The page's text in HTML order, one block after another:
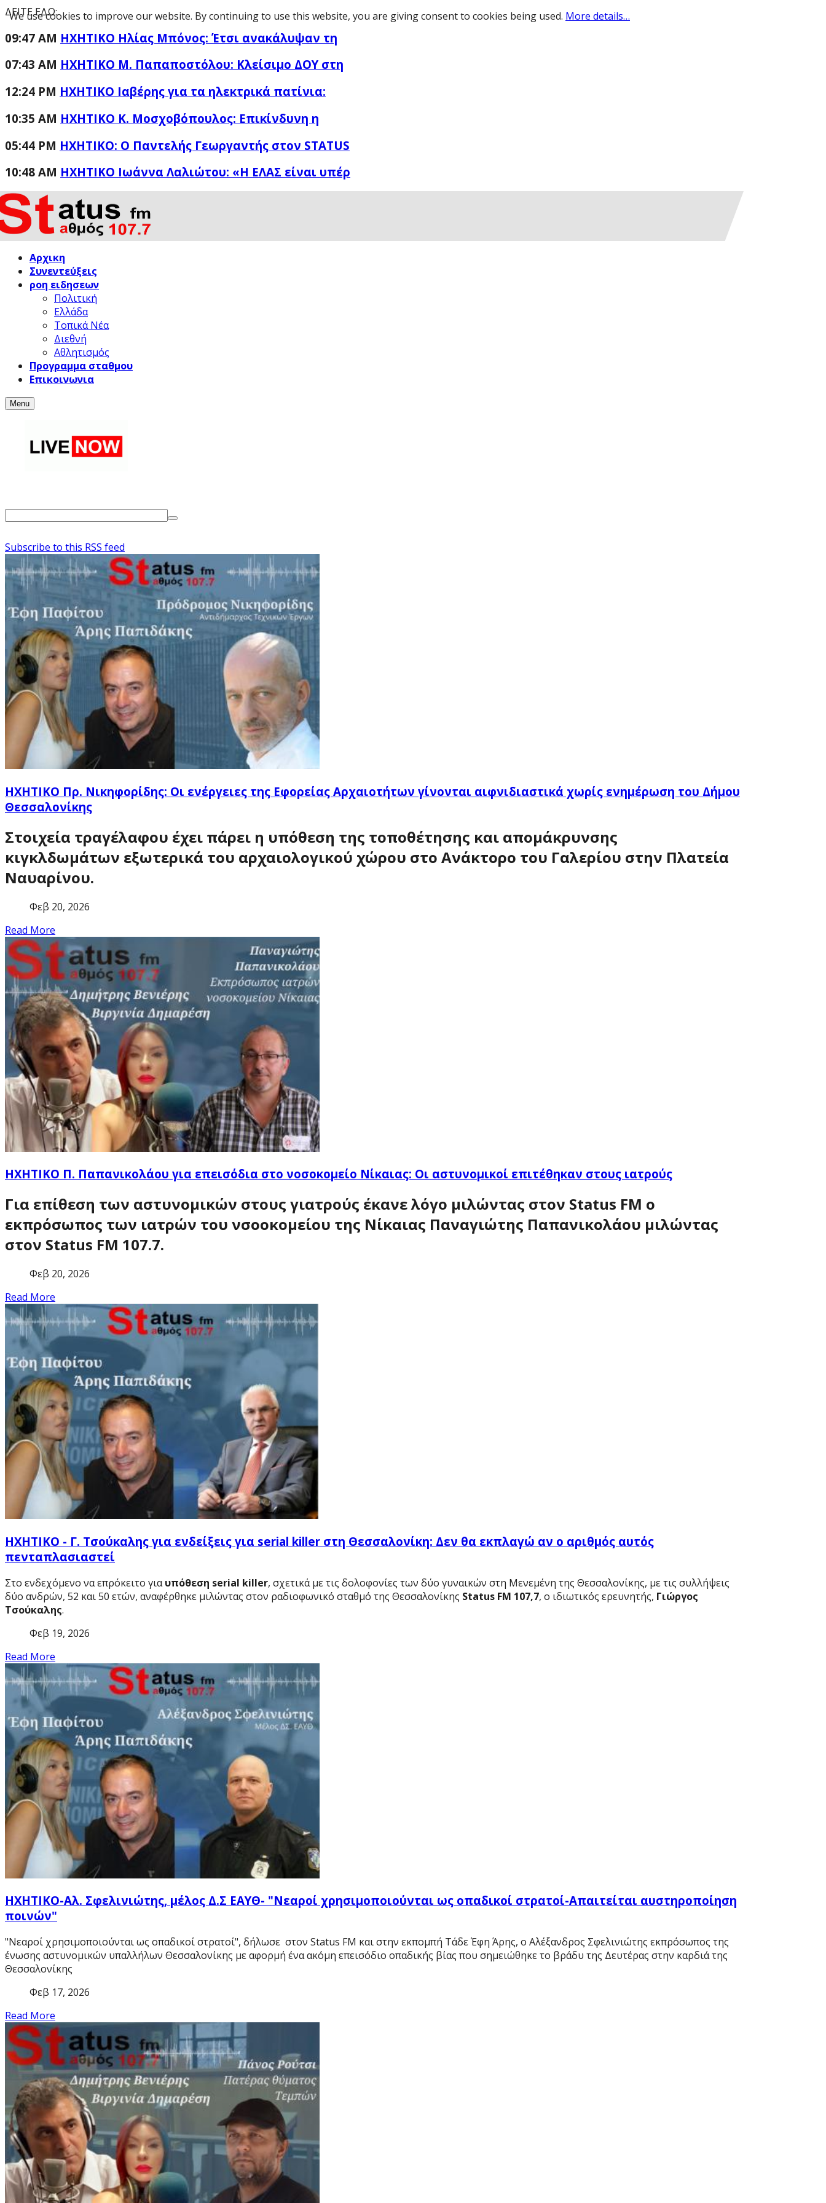
ΔΕΙΤΕ ΕΔΩ:
09:47 AM HXHTIKO Ηλίας Μπόνος: Έτσι ανακάλυψαν τη
07:43 AM ΗΧΗΤΙΚΟ Μ. Παπαποστόλου: Κλείσιμο ΔΟΥ στη
12:24 PM ΗΧΗΤΙΚΟ Ιαβέρης για τα ηλεκτρικά πατίνια:
10:35 AM ΗΧΗΤΙΚΟ Κ. Μοσχοβόπουλος: Επικίνδυνη η
05:44 PM ΗΧΗΤΙΚΟ: Ο Παντελής Γεωργαντής στον STATUS
10:48 AM ΗΧΗΤΙΚΟ Ιωάννα Λαλιώτου: «Η ΕΛΑΣ είναι υπέρ
Αρχικη
Συνεντεύξεις
ροη ειδησεων
Πολιτική
Ελλάδα
Τοπικά Νέα
Διεθνή
Αθλητισμός
Προγραμμα σταθμου
Επικοινωνια
Menu
Subscribe to this RSS feed
HXHTIKO Πρ. Νικηφορίδης: Οι ενέργειες της Εφορείας Αρχαιοτήτων γίνονται αιφνιδιαστικά χωρίς ενημέρωση του Δήμου
Θεσσαλονίκης
Στοιχεία τραγέλαφου έχει πάρει η υπόθεση της τοποθέτησης και απομάκρυνσης
κιγκλδωμάτων εξωτερικά του αρχαιολογικού χώρου στο Ανάκτορο του Γαλερίου στην Πλατεία
Ναυαρίνου.
Φεβ 20, 2026
Read More
ΗΧΗΤΙΚΟ Π. Παπανικολάου για επεισόδια στο νοσοκομείο Νίκαιας: Οι αστυνομικοί επιτέθηκαν στους ιατρούς
Για επίθεση των αστυνομικών στους γιατρούς έκανε λόγο μιλώντας στον Status FM o
εκπρόσωπος των ιατρών του νσοοκομείου της Νίκαιας Παναγιώτης Παπανικολάου μιλώντας
στον Status FM 107.7.
Φεβ 20, 2026
Read More
ΗΧΗΤΙΚΟ - Γ. Τσούκαλης για ενδείξεις για serial killer στη Θεσσαλονίκη: Δεν θα εκπλαγώ αν ο αριθμός αυτός
πενταπλασιαστεί
Στο ενδεχόμενο να επρόκειτο γιαυπόθεση serial killer, σχετικά με τις δολοφονίες των δύο γυναικών στη Μενεμένη της Θεσσαλονίκης, με τις συλλήψεις
δύο ανδρών, 52 και 50 ετών, αναφέρθηκε μιλώντας στον ραδιοφωνικό σταθμό της Θεσσαλονίκης Status FM 107,7, ο ιδιωτικός ερευνητής, Γιώργος
Τσούκαλης.
Φεβ 19, 2026
Read More
ΗΧΗΤΙΚΟ-Αλ. Σφελινιώτης, μέλος Δ.Σ ΕΑΥΘ- "Νεαροί χρησιμοποιούνται ως οπαδικοί στρατοί-Απαιτείται αυστηροποίηση
ποινών"
"Νεαροί χρησιμοποιούνται ως οπαδικοί στρατοί", δήλωσε στον Status FM και στην εκπομπή Τάδε Έφη Άρης, ο Αλέξανδρος Σφελινιώτης εκπρόσωπος της
ένωσης αστυνομικών υπαλλήλων Θεσσαλονίκης με αφορμή ένα ακόμη επεισόδιο οπαδικής βίας που σημειώθηκε το βράδυ της Δευτέρας στην καρδιά της
Θεσσαλονίκης
Φεβ 17, 2026
Read More
We use cookies to improve our website. By continuing to use this website, you are giving consent to cookies being used. More details…